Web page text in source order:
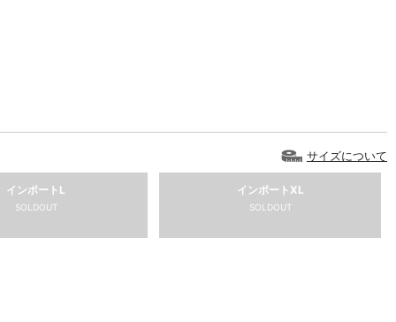
サイズについて
インポートL
SOLDOUT
インポートXL
SOLDOUT